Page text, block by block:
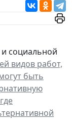
социальной
видов работ,
быть